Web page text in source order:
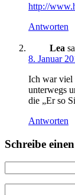
http://
Antworten
Lea
8. Januar
Ich war viel
unterwegs
die „Er so
Antworten
Schreibe